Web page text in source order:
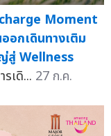
Moment
อกเดินทางเติม
สู่ Wellness
เดิ... 27 ก.ค.